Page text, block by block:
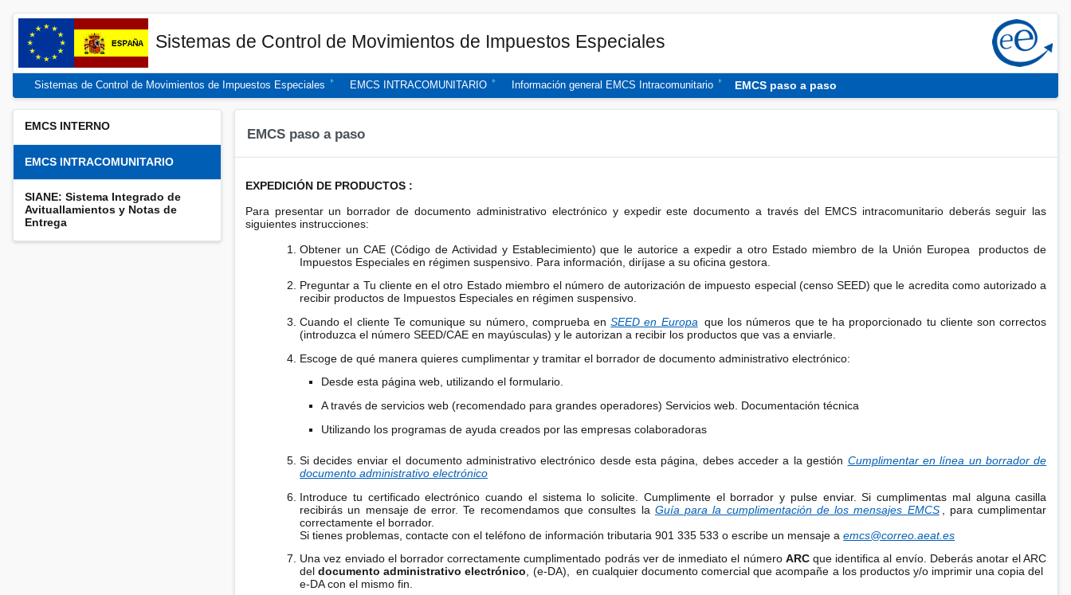
Sistemas de Control de Movimientos de Impuestos Especiales
Sistemas de Control de Movimientos de Impuestos Especiales EMCS INTRACOMUNITARIO Información general EMCS Intracomunitario EMCS paso a paso
EMCS INTERNO
EMCS INTRACOMUNITARIO
SIANE: Sistema Integrado de
Avituallamientos y Notas de
Entrega
EMCS paso a paso
EXPEDICIÓN DE PRODUCTOS :
Para presentar un borrador de documento administrativo electrónico y expedir este documento a través del EMCS intracomunitario deberás seguir las
siguientes instrucciones:
Obtener un CAE (Código de Actividad y Establecimiento) que le autorice a expedir a otro Estado miembro de la Unión Europea productos de
Impuestos Especiales en régimen suspensivo. Para información, diríjase a su oficina gestora.
Preguntar a Tu cliente en el otro Estado miembro el número de autorización de impuesto especial (censo SEED) que le acredita como autorizado a
recibir productos de Impuestos Especiales en régimen suspensivo.
Cuando el cliente Te comunique su número, comprueba enSEED en Europa que los números que te ha proporcionado tu cliente son correctos
(introduzca el número SEED/CAE en mayúsculas) y le autorizan a recibir los productos que vas a enviarle.
Escoge de qué manera quieres cumplimentar y tramitar el borrador de documento administrativo electrónico:
Desde esta página web, utilizando el formulario.
A través de servicios web (recomendado para grandes operadores)Servicios web. Documentación técnica
Utilizando los programas de ayuda creados por lasempresas colaboradoras
Si decides enviar el documento administrativo electrónico desde esta página, debes acceder a la gestión Cumplimentar en línea un borrador de
documento administrativo electrónico
Introduce tu certificado electrónico cuando el sistema lo solicite. Cumplimente el borrador y pulse enviar. Si cumplimentas mal alguna casilla
recibirás un mensaje de error. Te recomendamos que consultes la Guía para la cumplimentación de los mensajes EMCS
, para cumplimentar
correctamente el borrador.
Si tienes problemas, contacte con el teléfono de información tributaria 901 335 533 o escribe un mensaje aemcs@correo.aeat.es
Una vez enviado el borrador correctamente cumplimentado podrás ver de inmediato el número ARCque identifica al envío. Deberás anotar el ARC
deldocumento administrativo electrónico, (e-DA), en cualquier documento comercial que acompañe a los productos y/o imprimir una copia del
e-DA con el mismo fin.